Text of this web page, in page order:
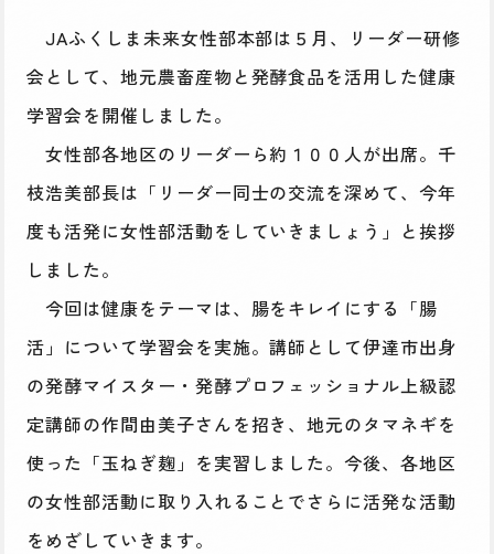
JAふくしま未来女性部本部は５月、リーダー研修
会として、地元農畜産物と発酵食品を活用した健康
学習会を開催しました。
女性部各地区のリーダーら約１００人が出席。千
枝浩美部長は「リーダー同士の交流を深めて、今年
度も活発に女性部活動をしていきましょう」と挨拶
しました。
今回は健康をテーマは、腸をキレイにする「腸
活」について学習会を実施。講師として伊達市出身
の発酵マイスター・発酵プロフェッショナル上級認
定講師の作間由美子さんを招き、地元のタマネギを
使った「玉ねぎ麹」を実習しました。今後、各地区
の女性部活動に取り入れることでさらに活発な活動
をめざしていきます。